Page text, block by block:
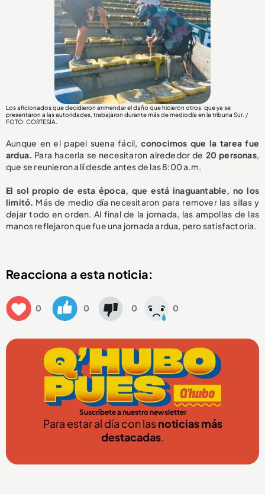
Los aficionados que decidieron enmendar el daño que hicieron otros, que ya se
presentaron a las autoridades, trabajaron durante más de mediodía en la tribuna Sur. /
FOTO: CORTESÍA.
Aunque en el papel suena fácil, conocimos que la tarea fue
ardua. Para hacerla se necesitaron alrededor de 20 personas,
que se reunieron allí desde antes de las 8:00 a.m.
El sol propio de esta época, que está inaguantable, no los
limitó. Más de medio día necesitaron para remover las sillas y
dejar todo en orden. Al final de la jornada, las ampollas de las
manos reflejaron que fue una jornada ardua, pero satisfactoria.
Reacciona a esta noticia:
0 0 0 0
Suscríbete a nuestro newsletter
Para estar al día con lasnoticias más
destacadas